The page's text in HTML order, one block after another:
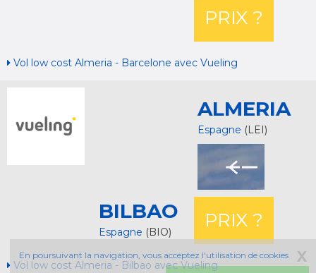
PRIX ?
Vol low cost Almeria - Barcelone avec Vueling
ALMERIA
Espagne (LEI)
BILBAO
Espagne (BIO)
PRIX ?
Vol low cost Almeria - Bilbao avec Vueling
En poursuivant la navigation, vous acceptez l'utilisation de cookies X